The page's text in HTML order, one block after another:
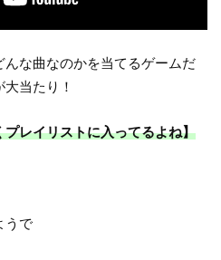
な曲なのかを当てるゲームだ
当たり！
レイリストに入ってるよね】
うで